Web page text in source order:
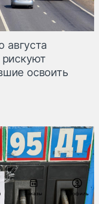
Заказы Профиль
рискуют
освоить